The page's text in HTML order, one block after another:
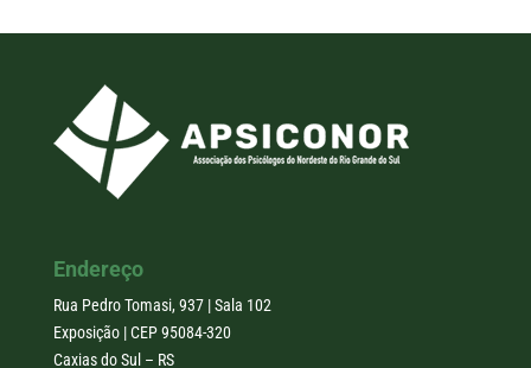
Endereço
Rua Pedro Tomasi, 937 | Sala 102
Exposição | CEP 95084-320
Caxias do Sul – RS